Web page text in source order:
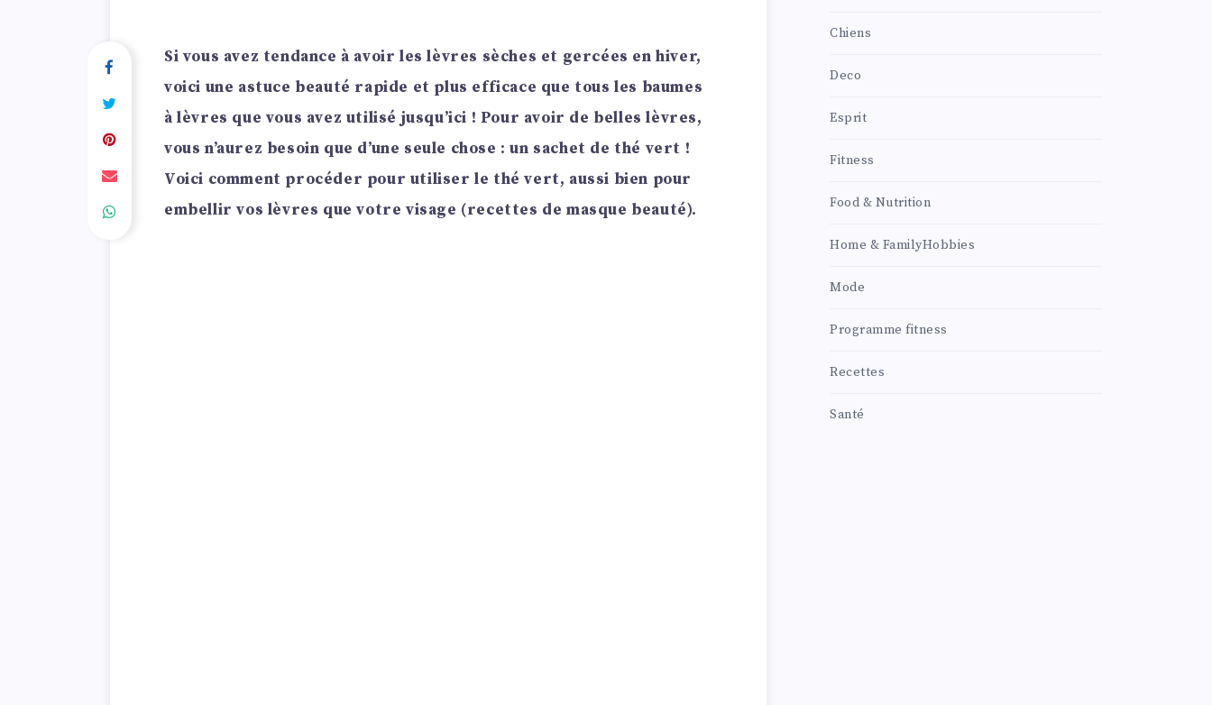
Si vous avez tendance à avoir les lèvres sèches et gercées en hiver,
voici une astuce beauté rapide et plus efficace que tous les baumes
à lèvres que vous avez utilisé jusqu’ici ! Pour avoir de belles lèvres,
vous n’aurez besoin que d’une seule chose : un sachet de thé vert !
Voici comment procéder pour utiliser le thé vert, aussi bien pour
embellir vos lèvres que votre visage (recettes de masque beauté).
Chiens
Deco
Esprit
Fitness
Food & Nutrition
Home & FamilyHobbies
Mode
Programme fitness
Recettes
Santé